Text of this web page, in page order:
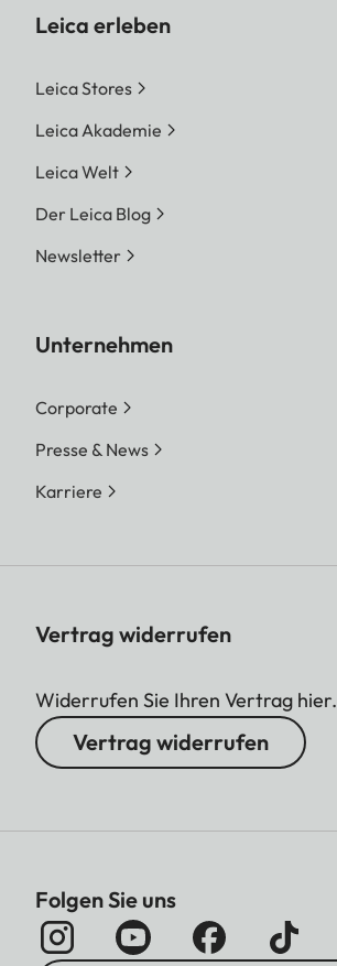
Leica erleben
Leica Stores
Leica Akademie
Leica Welt
Der Leica Blog
Newsletter
Unternehmen
Corporate
Presse & News
Karriere
Vertrag widerrufen
Widerrufen Sie Ihren Vertrag hier.
Vertrag widerrufen
Folgen Sie uns